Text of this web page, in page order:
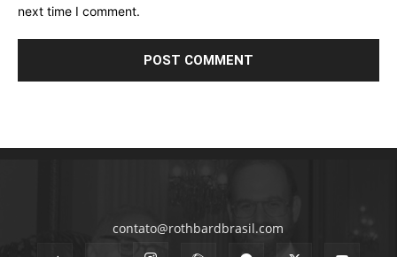
next time I comment.
contato@rothbardbrasil.com